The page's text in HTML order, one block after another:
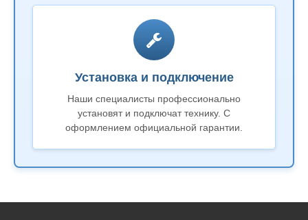
Установка и подключение
Наши специалисты профессионально
установят и подключат технику. С
оформлением официальной гарантии.